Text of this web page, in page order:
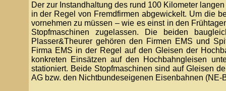
Der zur Instandhaltung des rund 100 Kilometer
in der Regel von Fremdfirmen abgewickelt. Um die
vornehmen zu müssen – wie es einst in den
Stopfmaschinen zugelassen. Die beiden
Plasser&Theurer gehören den Firmen EMS und
Firma EMS in der Regel auf den Gleisen der
konkreten Einsätzen auf den Hochbahngleisen
stationiert. Beide Stopfmaschinen sind auf Gleisen
AG bzw. den Nichtbundeseigenen Eisenbahnen (NE-